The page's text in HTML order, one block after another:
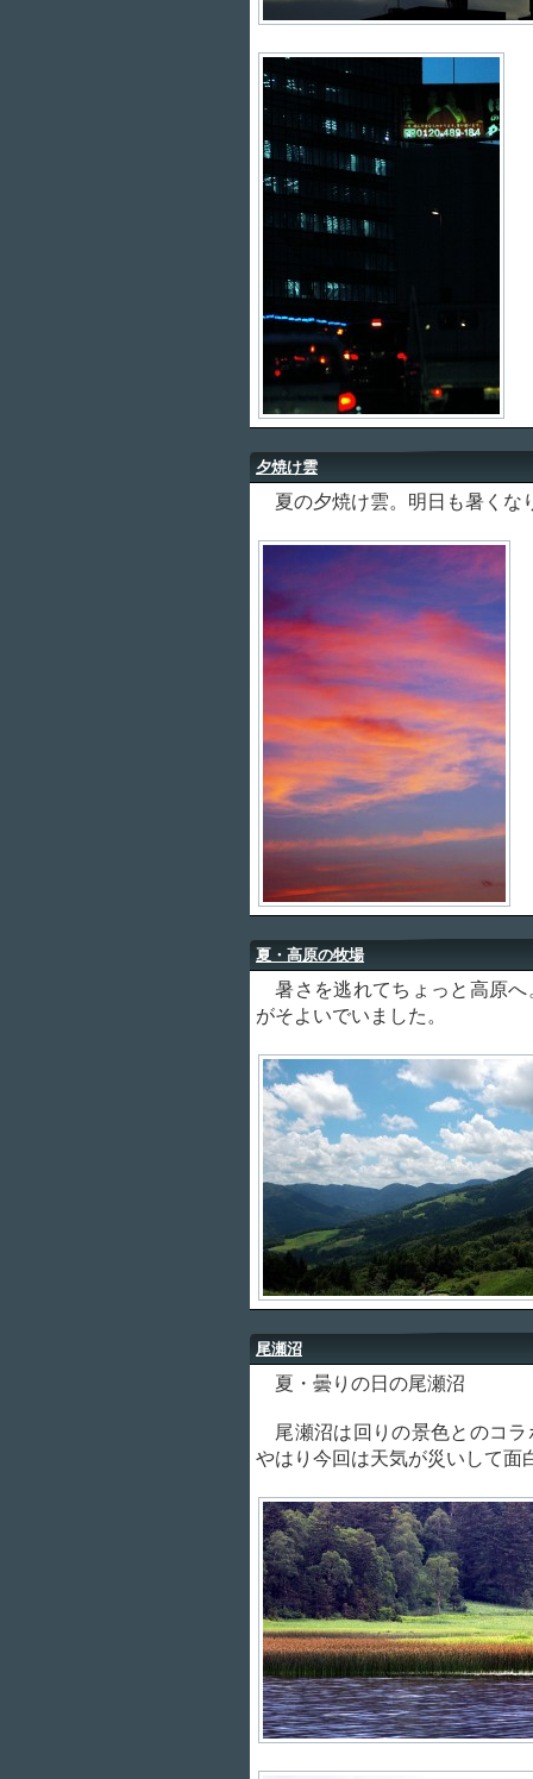
夕焼け雲
夏の夕焼け雲。明日も暑くな
夏・高原の牧場
暑さを逃れてちょっと高原へ
がそよいでいました。
尾瀬沼
夏・曇りの日の尾瀬沼
尾瀬沼は回りの景色とのコラ
やはり今回は天気が災いして面